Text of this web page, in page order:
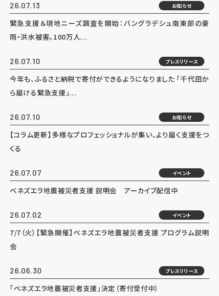
26.07.13 お知らせ
緊急支援＆現地ニーズ調査を開始：バングラデシュ南東部の豪
雨・洪水被害。100万人...
26.07.10 プレスリリース
今年も、ふるさと納税で寄付ができるようになりました 「千代田か
ら届ける緊急支援」...
26.07.10 お知らせ
【コラム更新】多様なプロフェッショナルが集い、より届く支援をつ
くる
26.07.07 イベント
ベネズエラ地震被災者支援 説明会 アーカイブ配信中
26.07.02 イベント
7/7（火）【緊急開催】ベネズエラ地震被災者支援 プログラム説明
会
26.06.30 プレスリリース
「ベネズエラ地震被災者支援」決定（寄付受付中）